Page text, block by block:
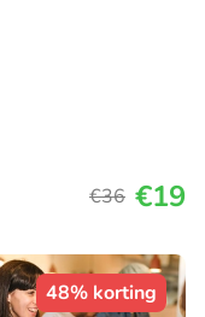
€36 €19
48% korting